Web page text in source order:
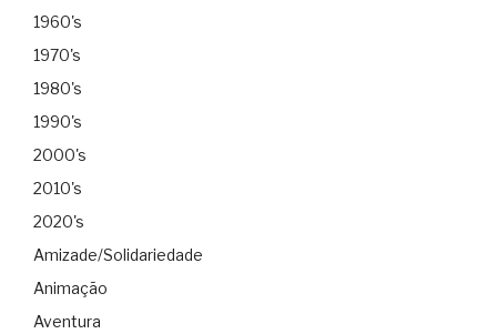
1960's
1970's
1980's
1990's
2000's
2010's
2020's
Amizade/Solidariedade
Animação
Aventura